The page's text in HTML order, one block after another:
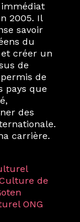
2005. Il
savoir
du
créer un
de
de
pays que
des
carrière.
de
ONG